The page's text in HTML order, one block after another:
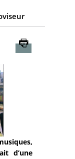
d’une